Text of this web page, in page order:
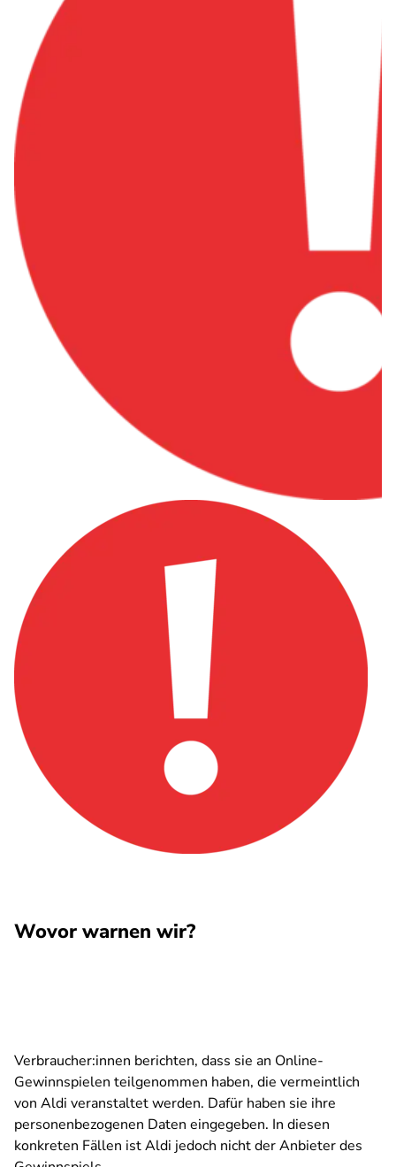
Wovor warnen wir?
Verbraucher:innen berichten, dass sie an Online-
Gewinnspielen teilgenommen haben, die vermeintlich
von Aldi veranstaltet werden. Dafür haben sie ihre
personenbezogenen Daten eingegeben. In diesen
konkreten Fällen ist Aldi jedoch nicht der Anbieter des